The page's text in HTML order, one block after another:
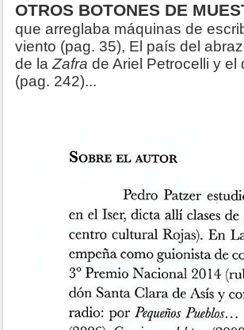
OTROS BOTONES DE
que arreglaba máquinas de
viento (pag. 35), El país del
de laZafra de Ariel Petrocelli y el
(pag. 242)...